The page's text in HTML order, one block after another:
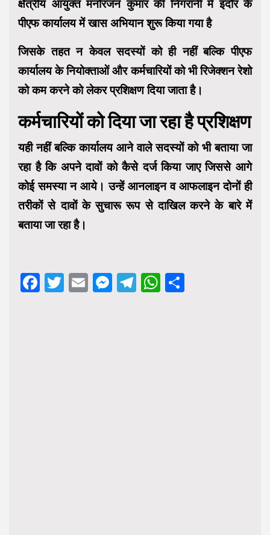
क्षेत्रीय आयुक्त मनोरंजन कुमार की निगरानी में इंदौर के
पीएफ कार्यालय में खास अभियान शुरू किया गया है
जिसके तहत न केवल सदस्यों को ही नहीं बल्कि पीएफ
कार्यालय के नियोक्ताओं और कर्मचारियों को भी रिजेक्शन रेशो
को कम करने को लेकर प्रशिक्षण दिया जाता है।
कर्मचारियों को दिया जा रहा है प्रशिक्षण
यही नहीं बल्कि कार्यालय आने वाले सदस्यों को भी बताया जा
रहा है कि अपने दावों को कैसे दर्ज किया जाए जिससे आगे
कोई समस्‍या न आये। उन्‍हें आनलाइन व आफलाइन दोनों ही
तरीकों से दावों के सुचारू रूप से दाखिल करने के बारे में
बताया जा रहा है।
Facebook
Twitter
EmailMessenger
Telegram
WhatsApp